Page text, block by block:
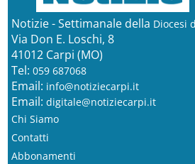
Notizie - Settimanale della Diocesi
Via Don E. Loschi, 8
41012 Carpi (MO)
Tel: 059 687068
Email: info@notiziecarpi.it
Email: digitale@notiziecarpi.it
Chi Siamo
Contatti
Abbonamenti